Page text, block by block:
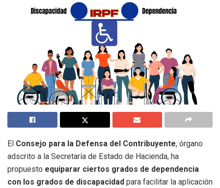
El Consejo para la Defensa del Contribuyente, órgano
adscrito a la Secretaría de Estado de Hacienda, ha
propuesto equiparar ciertos grados de dependencia
con los grados de discapacidad para facilitar la aplicación